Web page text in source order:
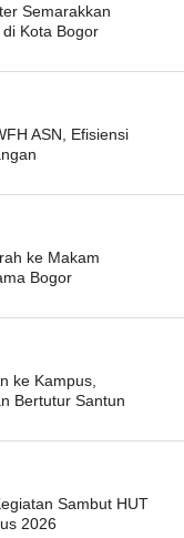
Semarakkan
Kota Bogor
ASN, Efisiensi
ke Makam
Bogor
ke Kampus,
Bertutur Santun
Sambut HUT
2026